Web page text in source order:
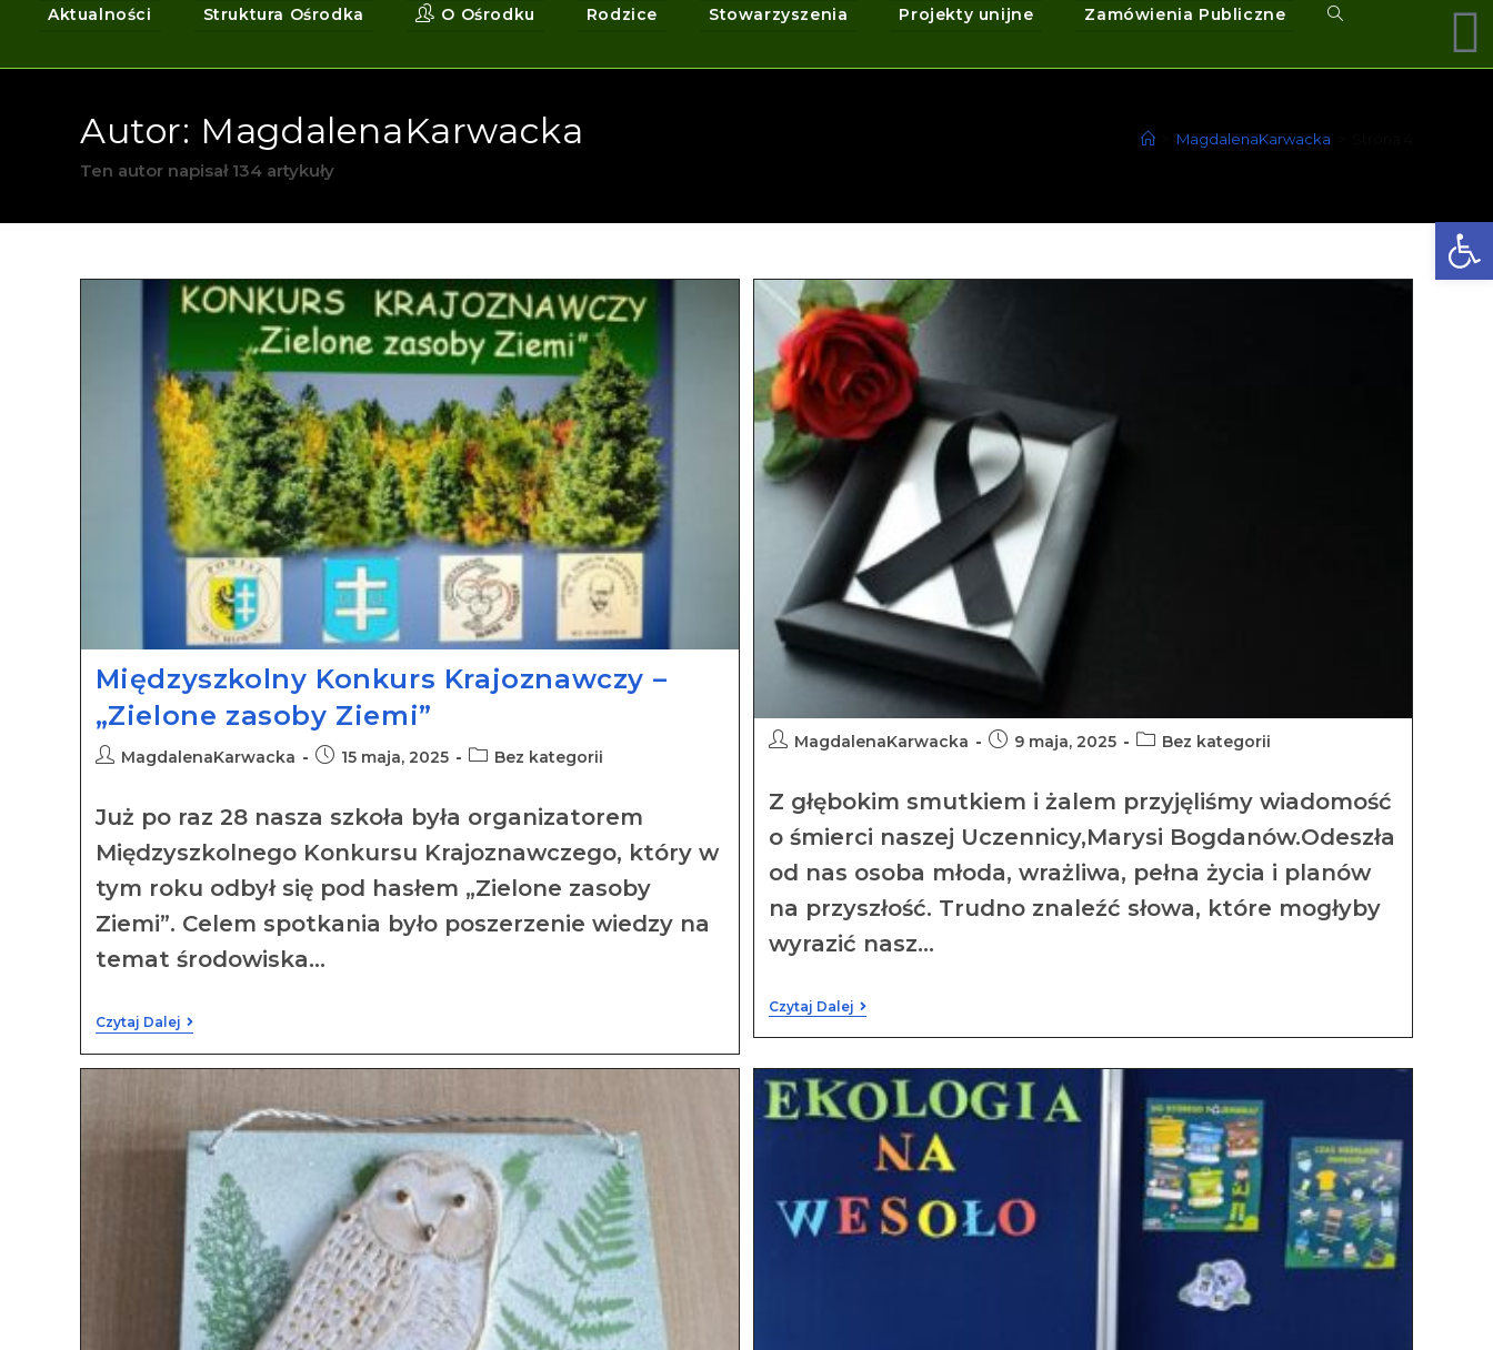
Aktualności Struktura Ośrodka O Ośrodku Rodzice Stowarzyszenia Projekty unijne Zamówienia Publiczne
Autor: MagdalenaKarwacka
Ten autor napisał 134 artykuły
MagdalenaKarwacka
Międzyszkolny Konkurs Krajoznawczy –
„Zielone zasoby Ziemi”
MagdalenaKarwacka 15 maja, 2025 Bez kategorii
Już po raz 28 nasza szkoła była organizatorem
Międzyszkolnego Konkursu Krajoznawczego, który w
tym roku odbył się pod hasłem „Zielone zasoby
Ziemi”. Celem spotkania było poszerzenie wiedzy na
temat środowiska…
Czytaj Dalej
MagdalenaKarwacka 9 maja, 2025 Bez kategorii
Z głębokim smutkiem i żalem przyjęliśmy wiadomość
o śmierci naszej Uczennicy,Marysi Bogdanów.Odeszła
od nas osoba młoda, wrażliwa, pełna życia i planów
na przyszłość. Trudno znaleźć słowa, które mogłyby
wyrazić nasz…
Czytaj Dalej